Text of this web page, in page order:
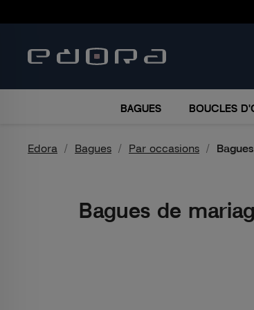
BRACELETS COLLIERS
BAGUES BOUCLES
Edora Bagues Par occasions
Bagues de